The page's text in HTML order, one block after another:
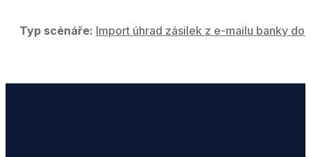
Typ scénáře: Import úhrad zásilek z e-mailu banky do